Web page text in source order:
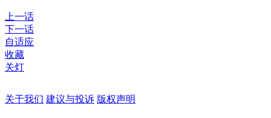
上一话
下一话
自适应
收藏
关灯
关于我们 建议与投诉 版权声明